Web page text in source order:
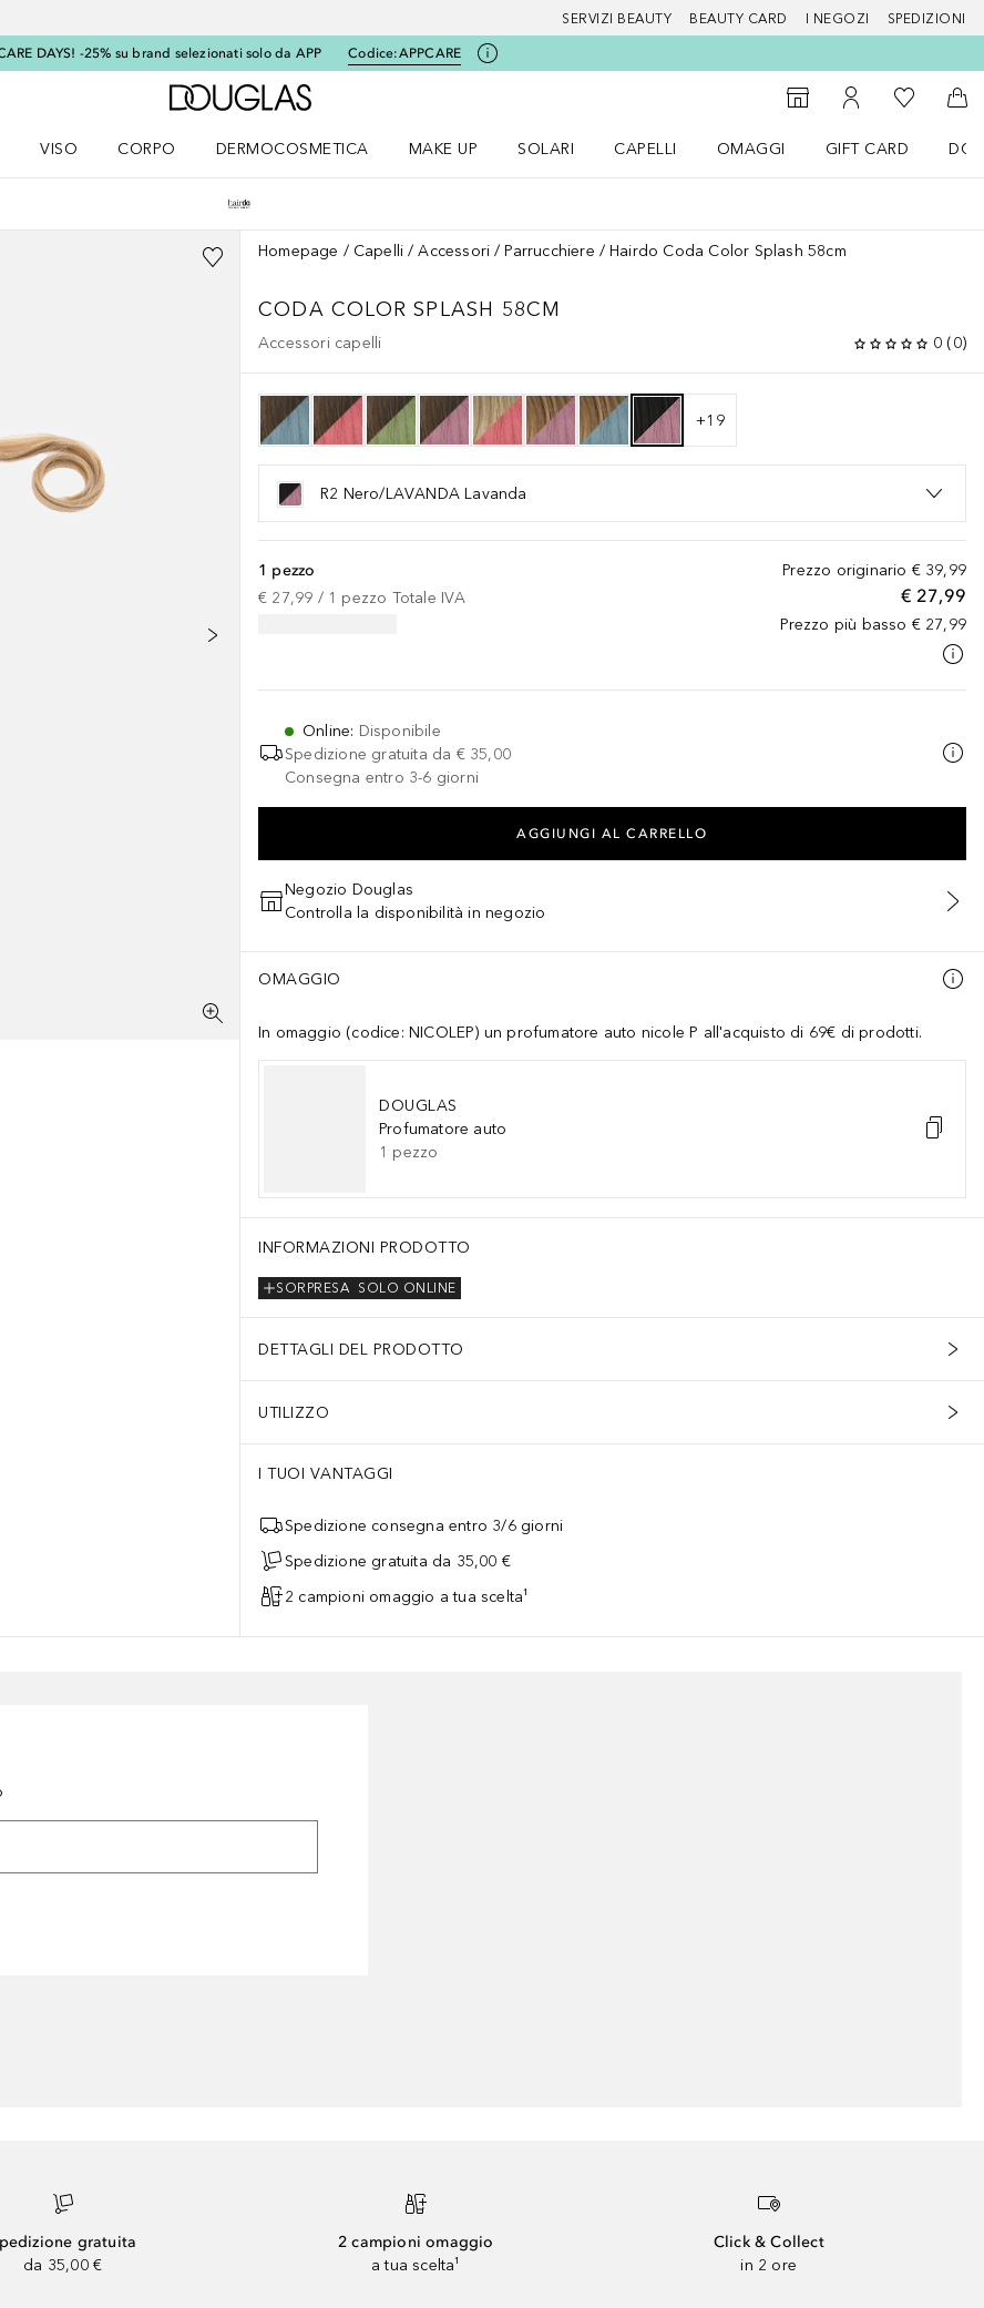
SERVIZI BEAUTY BEAUTY CARD I NEGOZI SPEDIZIONI
DAYS! -25% su brand selezionati solo da APP Codice:APPCARE
A Douglas Home
StorefinderAl Mio Account
Alla Mia
Al
VISO
CORPO
DERMOCOSMETICA
MAKE UP
SOLARI
CAPELLI
OMAGGI
GIFT CARD
Homepage Capelli Accessori Parrucchiere Hairdo Coda Color Splash 58cm
CODA COLOR SPLASH 58CM
Accessori capelli 0 (0)
+19
R2 Nero/LAVANDA Lavanda
Prezzo originario € 39,99
€ 27,99
Prezzo più basso € 27,99
1 pezzo
€ 27,99 / 1 pezzo Totale IVA
Online: Disponibile
Spedizione gratuita da € 35,00
Consegna entro 3-6 giorni
AGGIUNGI AL CARRELLO
Negozio Douglas
Controlla la disponibilità in negozio
OMAGGIO
In omaggio (codice: NICOLEP) un profumatore auto nicole P all'acquisto di 69€ di prodotti.
DOUGLAS
Profumatore auto
1 pezzo
INFORMAZIONI PRODOTTO
SOLO ONLINE
SORPRESA
DETTAGLI DEL PRODOTTO
UTILIZZO
I TUOI VANTAGGI
Spedizione consegna entro 3/6 giorni
Spedizione gratuita da 35,00 €
2 campioni omaggio a tua scelta¹
gratuita
da 35,00 €
2 campioni omaggio
a tua scelta¹
Click & Collect
in 2 ore